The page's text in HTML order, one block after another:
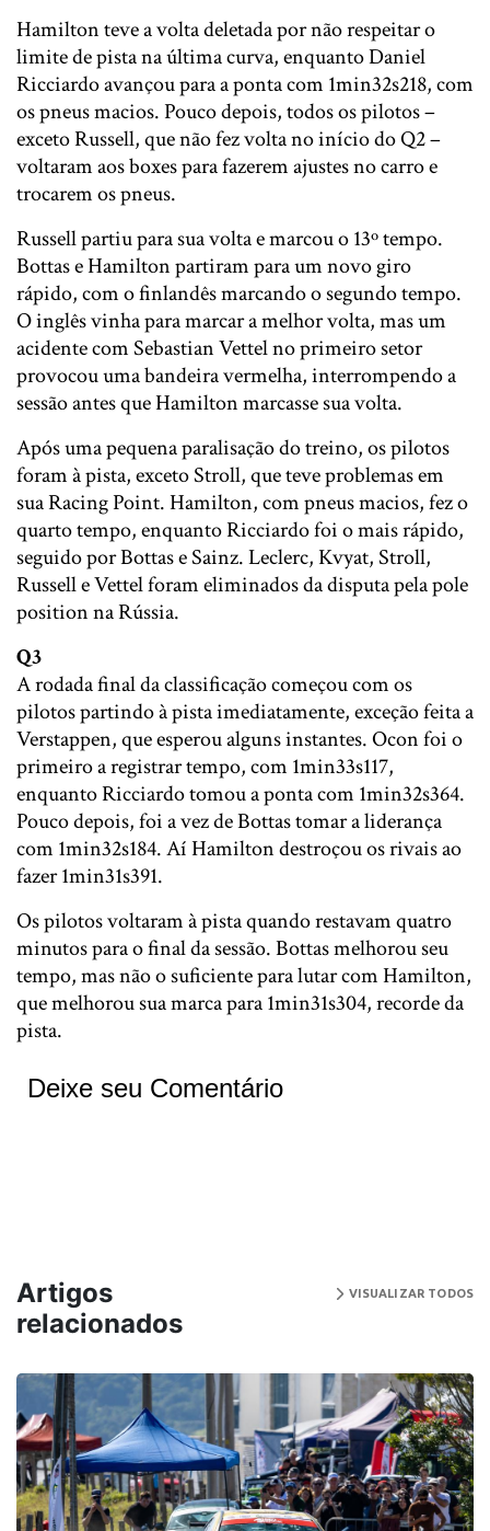
Hamilton teve a volta deletada por não respeitar o
limite de pista na última curva, enquanto Daniel
Ricciardo avançou para a ponta com 1min32s218, com
os pneus macios. Pouco depois, todos os pilotos –
exceto Russell, que não fez volta no início do Q2 –
voltaram aos boxes para fazerem ajustes no carro e
trocarem os pneus.
Russell partiu para sua volta e marcou o 13º tempo.
Bottas e Hamilton partiram para um novo giro
rápido, com o finlandês marcando o segundo tempo.
O inglês vinha para marcar a melhor volta, mas um
acidente com Sebastian Vettel no primeiro setor
provocou uma bandeira vermelha, interrompendo a
sessão antes que Hamilton marcasse sua volta.
Após uma pequena paralisação do treino, os pilotos
foram à pista, exceto Stroll, que teve problemas em
sua Racing Point. Hamilton, com pneus macios, fez o
quarto tempo, enquanto Ricciardo foi o mais rápido,
seguido por Bottas e Sainz. Leclerc, Kvyat, Stroll,
Russell e Vettel foram eliminados da disputa pela pole
position na Rússia.
Q3
A rodada final da classificação começou com os
pilotos partindo à pista imediatamente, exceção feita a
Verstappen, que esperou alguns instantes. Ocon foi o
primeiro a registrar tempo, com 1min33s117,
enquanto Ricciardo tomou a ponta com 1min32s364.
Pouco depois, foi a vez de Bottas tomar a liderança
com 1min32s184. Aí Hamilton destroçou os rivais ao
fazer 1min31s391.
Os pilotos voltaram à pista quando restavam quatro
minutos para o final da sessão. Bottas melhorou seu
tempo, mas não o suficiente para lutar com Hamilton,
que melhorou sua marca para 1min31s304, recorde da
pista.
Deixe seu Comentário
Artigos
relacionados
VISUALIZAR TODOS